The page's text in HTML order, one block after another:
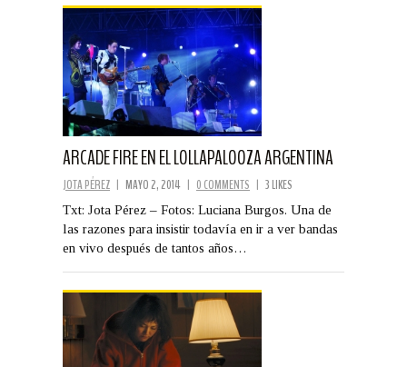
ARCADE FIRE EN EL LOLLAPALOOZA ARGENTINA
JOTA PÉREZ | MAYO 2, 2014 | 0 COMMENTS | 3 LIKES
Txt: Jota Pérez – Fotos: Luciana Burgos. Una de
las razones para insistir todavía en ir a ver bandas
en vivo después de tantos años…